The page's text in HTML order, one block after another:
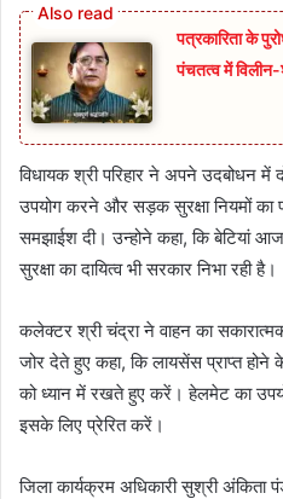
पत्रकारिता के
पंचतत्व में
विधायक श्री परिहार ने अपने उदबोधन में
उपयोग करने और सड़क सुरक्षा नियमों का
समझाईश दी। उन्‍होने कहा, कि बेटियां
सुरक्षा का दायित्‍व भी सरकार निभा रही है।
कलेक्‍टर श्री चंद्रा ने वाहन का
जोर देते हुए कहा, कि लायसेंस प्राप्‍त होने
को ध्‍यान में रखते हुए करें। हेलमेट का
इसके लिए प्रेरित करें।
जिला कार्यक्रम अधिकारी सुश्री अंकिता